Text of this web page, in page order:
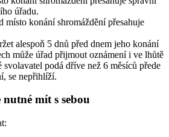
úřadu.
místo konání shromáždění přesahuje
alespoň 5 dnů před dnem jeho konání
může úřad přijmout oznámení i ve lhůtě
podá dříve než 6 měsíců přede
se nepřihlíží.
mít s sebou